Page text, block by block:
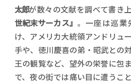
太郎が数々の文献を調べて書き
世紀末サーカス』 。一座は巡業
け、アメリカ大統領アンドリュ
手や、徳川慶喜の弟・昭武との
王の観覧など、望外の栄誉に包
で、夜の街では痛い目に遭うこ